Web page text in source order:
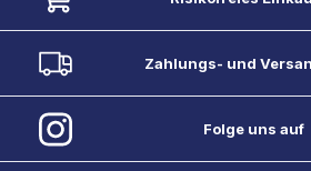
Zahlungs- und
Folge uns auf